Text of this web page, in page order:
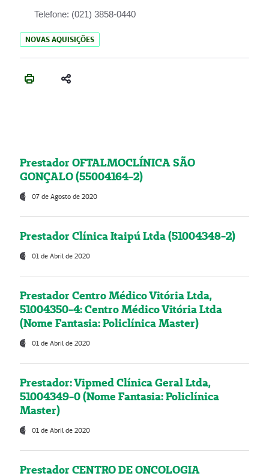
Telefone: (021) 3858-0440
NOVAS AQUISIÇÕES
Prestador OFTALMOCLÍNICA SÃO
GONÇALO (55004164-2)
07 de Agosto de 2020
Prestador Clínica Itaipú Ltda (51004348-2)
01 de Abril de 2020
Prestador Centro Médico Vitória Ltda,
51004350-4: Centro Médico Vitória Ltda
(Nome Fantasia: Policlínica Master)
01 de Abril de 2020
Prestador: Vipmed Clínica Geral Ltda,
51004349-0 (Nome Fantasia: Policlínica
Master)
01 de Abril de 2020
Prestador CENTRO DE ONCOLOGIA